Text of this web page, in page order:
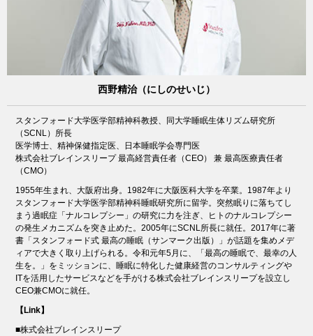
西野精治（にしのせいじ）
スタンフォード大学医学部精神科教授、同大学睡眠生体リズム研究所
（SCNL）所長
医学博士、精神保健指定医、日本睡眠学会専門医
株式会社ブレインスリープ 最高経営責任者（CEO） 兼 最高医療責任者
（CMO）
1955年生まれ、大阪府出身。1982年に大阪医科大学を卒業。1987年より
スタンフォード大学医学部精神科睡眠研究所に留学。突然眠りに落ちてし
まう過眠症「ナルコレプシー」の研究に力を注ぎ、ヒトのナルコレプシー
の発生メカニズムを突き止めた。2005年にSCNL所長に就任。2017年に著
書「スタンフォード式 最高の睡眠（サンマーク出版）」が話題を集めメデ
ィアで大きく取り上げられる。令和元年5月に、「最高の睡眠で、最幸の人
生を。」をミッションに、睡眠に特化した健康経営のコンサルティングや
ITを活用したサービスなどを手がける株式会社ブレインスリープを設立し
CEO兼CMOに就任。
【Link】
■株式会社ブレインスリープ